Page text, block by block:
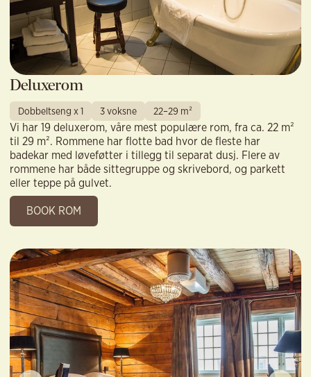
Deluxerom
Dobbeltseng x 1 3 voksne 22–29 m²
Vi har 19 deluxerom, våre mest populære rom, fra ca. 22 m²
til 29 m². Rommene har flotte bad hvor de fleste har
badekar med løveføtter i tillegg til separat dusj. Flere av
rommene har både sittegruppe og skrivebord, og parkett
eller teppe på gulvet.
BOOK ROM